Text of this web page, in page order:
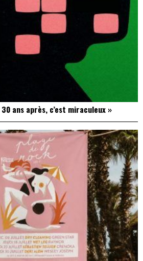
ans après, c’est miraculeux »